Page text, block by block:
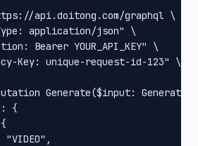
api.doitong.com/graphql \
application/json" \
Bearer YOUR_API_KEY" \
Key: unique-request-id-123" \
Generate($input:
{
"VIDEO",